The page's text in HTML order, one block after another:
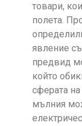
товари,
полета.
явление
предвид
който
сферата
мълния